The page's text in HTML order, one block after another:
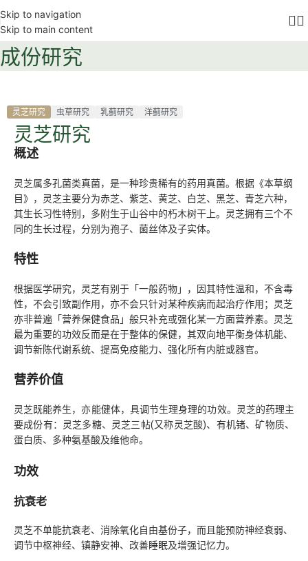
Skip to navigation
Skip to main content
成份研究
灵芝研究 虫草研究 乳蓟研究 洋蓟研究
灵芝研究
概述
灵芝属多孔菌类真菌，是一种珍贵稀有的药用真菌。根据《本草纲
目》，灵芝主要分为赤芝、紫芝、黄芝、白芝、黑芝、青芝六种，
其生长习性特别，多附生于山谷中的朽木树干上。灵芝拥有三个不
同的生长过程，分别为孢子、菌丝体及子实体。
特性
根据医学研究，灵芝有别于「一般药物」，因其特性温和，不含毒
性，不会引致副作用，亦不会只针对某种疾病而起治疗作用；灵芝
亦非普遍「营养保健食品」般只补充或强化某一方面营养素。灵芝
最为重要的功效反而是在于整体的保健，其双向地平衡身体机能、
调节新陈代谢系统、提高免疫能力、强化所有内脏或器官。
营养价值
灵芝既能养生，亦能健体，具调节生理身理的功效。灵芝的药理主
要成份有：灵芝多糖、灵芝三帖(又称灵芝酸)、有机锗、矿物质、
蛋白质、多种氨基酸及维他命。
功效
抗衰老
灵芝不单能抗衰老、消除氧化自由基份子，而且能预防神经衰弱、
调节中枢神经、镇静安神、改善睡眠及增强记忆力。